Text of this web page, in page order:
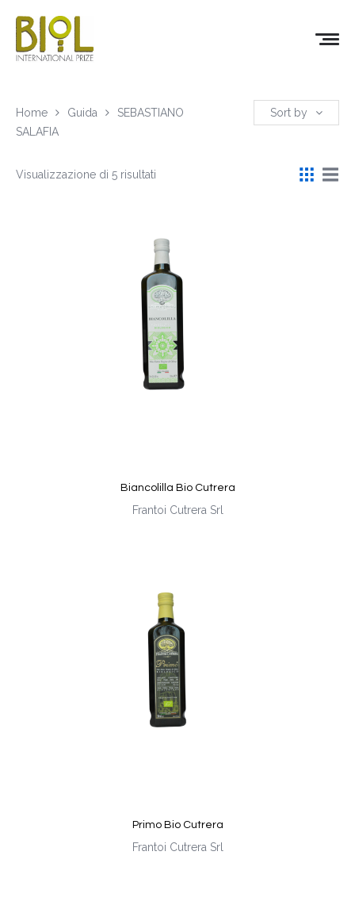
Home Guida
SEBASTIANO
SALAFIA
Sort by
Visualizzazione di 5 risultati
Biancolilla Bio Cutrera
Frantoi Cutrera Srl
Primo Bio Cutrera
Frantoi Cutrera Srl